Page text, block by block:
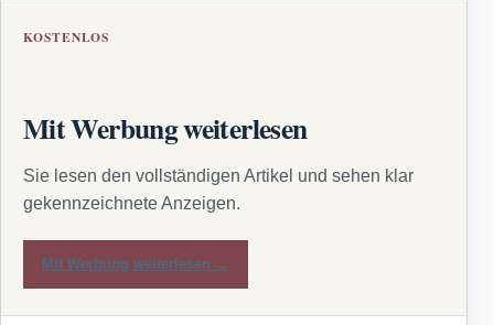
KOSTENLOS
Mit Werbung weiterlesen
Sie lesen den vollständigen Artikel und sehen klar
gekennzeichnete Anzeigen.
Mit Werbung weiterlesen →